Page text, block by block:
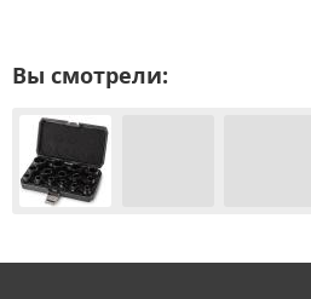
Вы смотрели: